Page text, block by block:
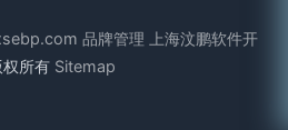
品牌管理
上海汶鹏软件开
权所有 Sitemap